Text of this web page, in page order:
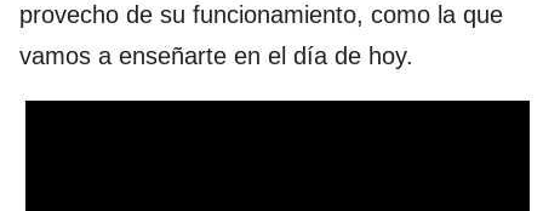
provecho de su funcionamiento, como la que
vamos a enseñarte en el día de hoy.